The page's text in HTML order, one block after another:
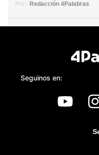
Por: Redacción 4Palabras
Seguinos en: